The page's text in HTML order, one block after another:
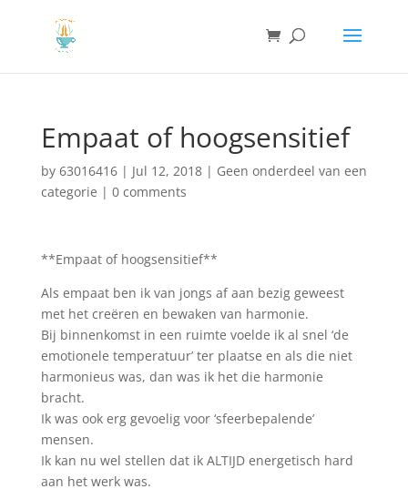
Empaat of hoogsensitief
by 63016416| Jul 12, 2018| Geen onderdeel van een
categorie | 0 comments
**Empaat of hoogsensitief**
Als empaat ben ik van jongs af aan bezig geweest
met het creëren en bewaken van harmonie.
Bij binnenkomst in een ruimte voelde ik al snel ‘de
emotionele temperatuur’ ter plaatse en als die niet
harmonieus was, dan was ik het die harmonie
bracht.
Ik was ook erg gevoelig voor ‘sfeerbepalende’
mensen.
Ik kan nu wel stellen dat ik ALTIJD energetisch hard
aan het werk was.